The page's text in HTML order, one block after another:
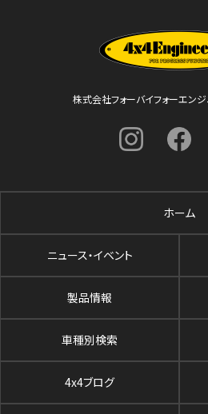
株式会社フォーバイフォーエン
ホーム
ニュース・イベント
製品情報
車種別検索
4x4ブログ